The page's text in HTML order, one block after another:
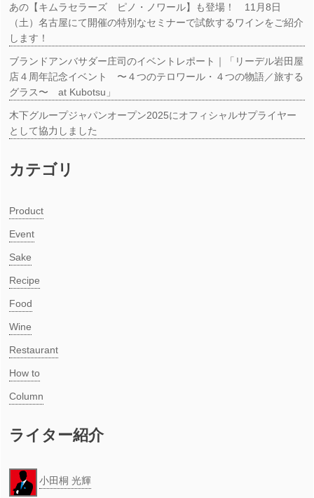
あの【キムラセラーズ ピノ・ノワール】も登場！ 11月8日
（土）名古屋にて開催の特別なセミナーで試飲するワインをご紹介
します！
ブランドアンバサダー庄司のイベントレポート｜「リーデル岩田屋
店４周年記念イベント 〜４つのテロワール・４つの物語／旅する
グラス〜 at Kubotsu」
木下グループジャパンオープン2025にオフィシャルサプライヤー
として協力しました
カテゴリ
Product
Event
Sake
Recipe
Food
Wine
Restaurant
How to
Column
ライター紹介
小田桐 光輝